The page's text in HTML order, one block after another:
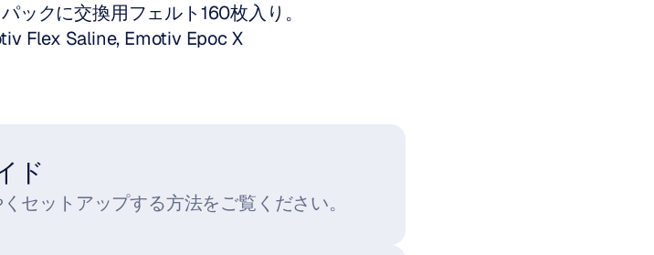
ックに交換用フェルト160枚入り。
Flex Saline, Emotiv Epoc X
ド
セットアップする方法をご覧ください。